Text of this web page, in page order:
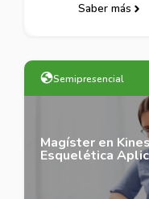
Saber más
Semipresencial
Magíster en
Esquelética